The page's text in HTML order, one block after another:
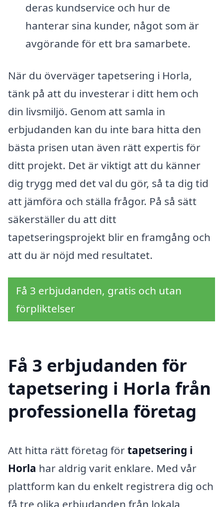
deras kundservice och hur de
hanterar sina kunder, något som är
avgörande för ett bra samarbete.
När du överväger tapetsering i Horla,
tänk på att du investerar i ditt hem och
din livsmiljö. Genom att samla in
erbjudanden kan du inte bara hitta den
bästa prisen utan även rätt expertis för
ditt projekt. Det är viktigt att du känner
dig trygg med det val du gör, så ta dig tid
att jämföra och ställa frågor. På så sätt
säkerställer du att ditt
tapetseringsprojekt blir en framgång och
att du är nöjd med resultatet.
Få 3 erbjudanden, gratis och utan
förpliktelser
Få 3 erbjudanden för
tapetsering i Horla från
professionella företag
Att hitta rätt företag förtapetsering i
Horla har aldrig varit enklare. Med vår
plattform kan du enkelt registrera dig och
få tre olika erbjudanden från lokala